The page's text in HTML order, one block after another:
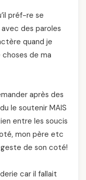
préf-re se
des paroles
quand je
choses de ma
après des
le soutenir MAIS
entre les soucis
mon père etc
geste de son coté!
car il fallait